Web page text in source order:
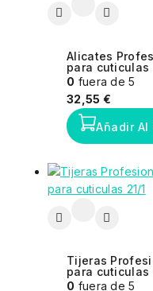
Alicates
para cuticulas
0 fuera de 5
32,55 €
Añadir Al
Tijeras
para cuticulas
0 fuera de 5